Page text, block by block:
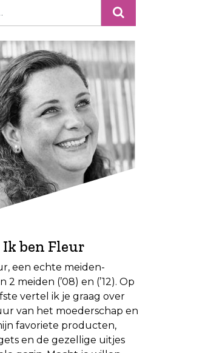
Ik ben Fleur
een echte meiden-
2 meiden (’08) en (’12). Op
vertel ik je graag over
van het moederschap en
favoriete producten,
en de gezellige uitjes